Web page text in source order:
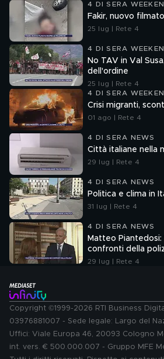
4 DI SERA
Fakir, nuovo
25 lug | Rete 4
4 DI SERA
No TAV in Val
dell'ordine
25 lug | Rete 4
4 DI SERA
Crisi migranti,
01 ago | Rete 4
4 DI SERA NEWS
Città italiane nella
29 lug | Rete 4
4 DI SERA NEWS
Politica e clima in
31 lug | Rete 4
4 DI SERA NEWS
Matteo
confronti della
29 lug | Rete 4
Copyright ©1999-2026 RTI Business
03976881007 - Sede legale: Largo del
Uffici: Viale Europa 46, 20093 Cologno
int. vers. € 500.000.007 - Gruppo MFE